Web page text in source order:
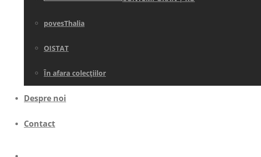
povesThalia
OISTAT
În afara colecţiilor
Despre noi
Contact